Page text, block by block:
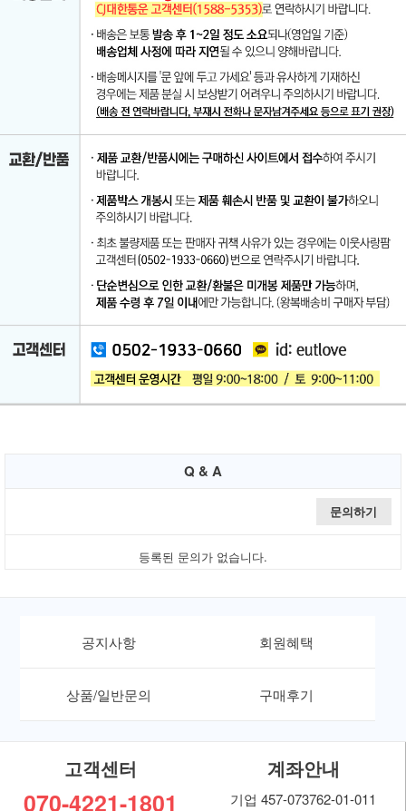
Q & A
문의하기
등록된 문의가 없습니다.
공지사항 회원혜택
상품/일반문의 구매후기
고객센터
070-4221-1801
계좌안내
기업 457-073762-01-011